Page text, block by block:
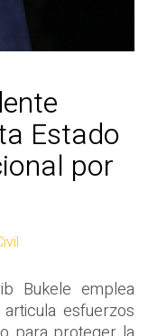
Estado
por
Bukele emplea
esfuerzos